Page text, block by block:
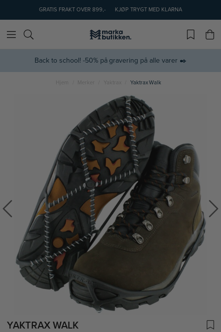
GRATIS FRAKT OVER 899,- KJØP TRYGT MED KLARNA
Back to school! -50% på gravering på alle varer ✒️
Hjem Merker Yaktrax Yaktrax Walk
YAKTRAX WALK